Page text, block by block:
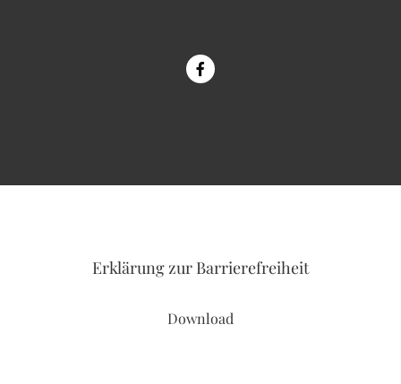
Erklärung zur Barrierefreiheit
Download